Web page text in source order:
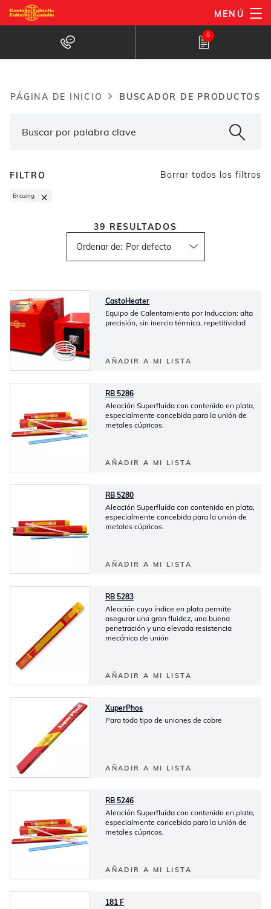
Pasar
al
principal
MENÚ
Buscador de productos
0
PÁGINA DE INICIO BUSCADOR DE PRODUCTOS
FILTRO Borrar todos los filtros
Brazing ×
Ordenar de:
39 RESULTADOS
CastoHeater
Equipo de Calentamiento por Induccion: alta
precisión, sin inercia térmica, repetitividad
AÑADIR A MI LISTA
RB 5286
Aleación Superfluída con contenido en plata,
especialmente concebida para la unión de
metales cúpricos.
AÑADIR A MI LISTA
RB 5280
Aleación Superfluída con contenido en plata,
especialmente concebida para la unión de
metales cúpricos.
AÑADIR A MI LISTA
RB 5283
Aleación cuyo índice en plata permite
asegurar una gran fluidez, una buena
penetración y una elevada resistencia
mecánica de unión
AÑADIR A MI LISTA
XuperPhos
Para todo tipo de uniones de cobre
AÑADIR A MI LISTA
RB 5246
Aleación Superfluída con contenido en plata,
especialmente concebida para la unión de
metales cúpricos.
AÑADIR A MI LISTA
181 F